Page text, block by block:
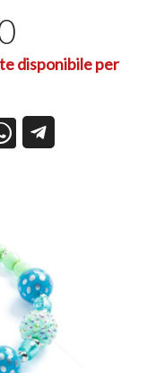
disponibile per